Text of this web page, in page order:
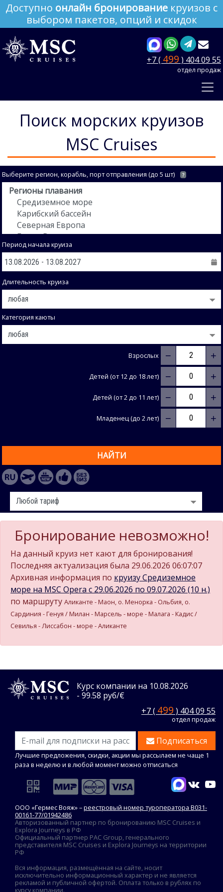
Доступно онлайн бронирование круизов с
выбором пакетов, опций и скидок
+7 ( 499 ) 404 09 55
отдел продаж
Поиск морских круизов
MSC Cruises
Выберите регион, корабль, порт отправления (до 5 шт) ?
Период начала круиза
Длительность круиза
Категория каюты
Взрослых − +
Детей (от 12 до 18 лет) − +
Детей (от 2 до 11 лет) − +
Младенец (до 2 лет) − +
НАЙТИ
Бронирование невозможно!
На данный круиз нет кают для бронирования!
Последняя актуализация была 29.06.2026 06:07:07
Архивная информация по круизу Средиземное
море на MSC Opera c 29.06.2026 по 09.07.2026 (10 н.)
по маршруту Аликанте - Маон, о. Менорка - Ольбия, о.
Сардиния - Генуя / Милан - Марсель - море - Малага - Кадиc /
Севилья - Лиссабон - море - Аликанте
Курс компании на 10.08.2026
- 99.58 руб/€
+7 ( 499 ) 404 09 55
отдел продаж
Подписаться
Лучшие предложения, скидки, акции мы рассылаем не чаще 1
раза в неделю и в любой момент можно отписаться
ООО «Гермес Вояж» –реестровый номер туроператора В031-
00161-77/01942486
Авторизованный партнер по бронированию MSC Cruises и
Explora Journeys в РФ
Официальный партнер PAC Group, генерального
представителя MSC Cruises и Explora Journeys на территории
РФ
Вся информация, размещённая на сайте, носит
исключительно информационный характер и не является
рекламой и публичной офертой. Оплата только в рублях по
курсу компании.